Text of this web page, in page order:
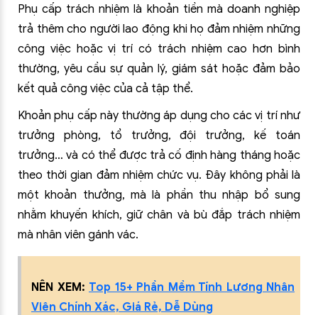
Phụ cấp trách nhiệm là khoản tiền mà doanh nghiệp
trả thêm cho người lao động khi họ đảm nhiệm những
công việc hoặc vị trí có trách nhiệm cao hơn bình
thường, yêu cầu sự quản lý, giám sát hoặc đảm bảo
kết quả công việc của cả tập thể.
Khoản phụ cấp này thường áp dụng cho các vị trí như
trưởng phòng, tổ trưởng, đội trưởng, kế toán
trưởng… và có thể được trả cố định hàng tháng hoặc
theo thời gian đảm nhiệm chức vụ. Đây không phải là
một khoản thưởng, mà là phần thu nhập bổ sung
nhằm khuyến khích, giữ chân và bù đắp trách nhiệm
mà nhân viên gánh vác.
NÊN XEM: Top 15+ Phần Mềm Tính Lương Nhân
Viên Chính Xác, Giá Rẻ, Dễ Dùng